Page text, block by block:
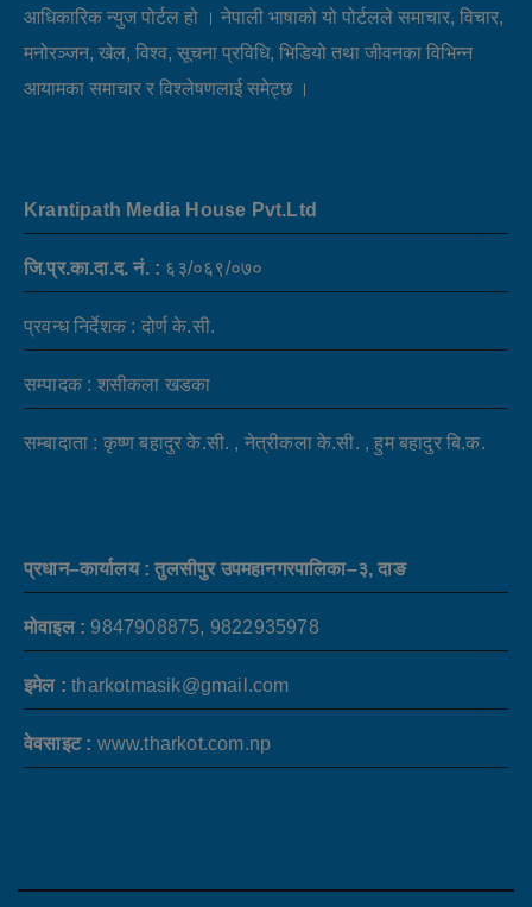
आधिकारिक न्युज पोर्टल हो । नेपाली भाषाको यो पोर्टलले समाचार, विचार,
मनोरञ्जन, खेल, विश्व, सूचना प्रविधि, भिडियो तथा जीवनका विभिन्न
आयामका समाचार र विश्लेषणलाई समेट्छ ।
Krantipath Media House Pvt.Ltd
जि.प्र.का.दा.द. नं. : ६३/०६९/०७०
प्रवन्ध निर्देशक : दोर्ण के.सी.
सम्पादक : शसीकला खडका
सम्बादाता : कृष्ण बहादुर के.सी. , नेत्रीकला के.सी. , हुम बहादुर बि.क.
प्रधान–कार्यालय : तुलसीपुर उपमहानगरपालिका–३, दाङ
मोवाइल : 9847908875, 9822935978
इमेल :tharkotmasik@gmail.com
वेवसाइट : www.tharkot.com.np